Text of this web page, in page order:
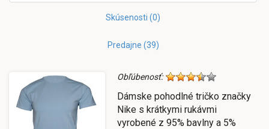
Skúsenosti (0)
Predajne (39)
Obľúbenosť:
Dámske pohodlné tričko značky
Nike s krátkymi rukávmi
vyrobené z 95% bavlny a 5%